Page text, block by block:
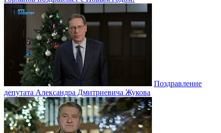
Поздравление
депутата Александра Дмитриевича Жукова